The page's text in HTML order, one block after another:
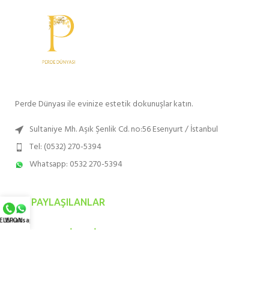
Perde Dünyası ile evinize estetik dokunuşlar katın.
Sultaniye Mh. Aşık Şenlik Cd. no:56 Esenyurt / İstanbul
Tel: (0532) 270-5394
Whatsapp: 0532 270-5394
SON PAYLAŞILANLAR
Whatsapp